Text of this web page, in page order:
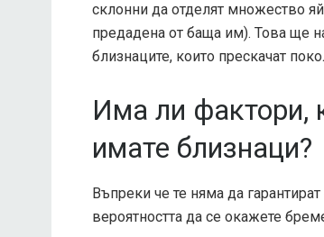
склонни да отделят множество
предадена от баща им). Това ще
близнаците, които прескачат
Има ли фактори,
имате близнаци?
Въпреки че те няма да
вероятността да се окажете